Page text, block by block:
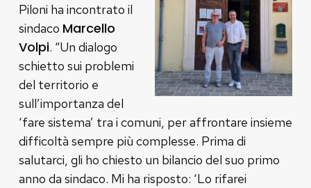
Piloni ha incontrato il
sindaco Marcello
Volpi. “Un dialogo
schietto sui problemi
del territorio e
sull’importanza del
‘fare sistema’ tra i comuni, per affrontare insieme
difficoltà sempre più complesse. Prima di
salutarci, gli ho chiesto un bilancio del suo primo
anno da sindaco. Mi ha risposto: ‘Lo rifarei